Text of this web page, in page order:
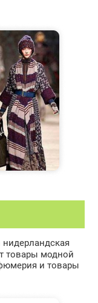
товары модной
и товары